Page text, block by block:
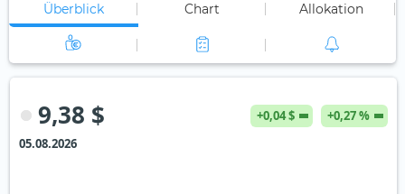
Überblick Chart Allokation
9,38 $ +0,04 $
+0,27 %
05.08.2026